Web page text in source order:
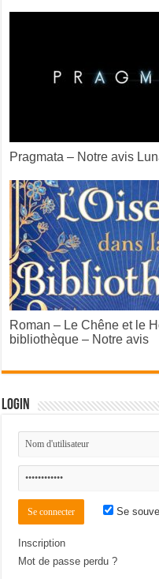
Pragmata – Notre avis
Roman – Le Chêne et le
bibliothèque – Notre avis
Login
Se
Inscription
Mot de passe perdu ?